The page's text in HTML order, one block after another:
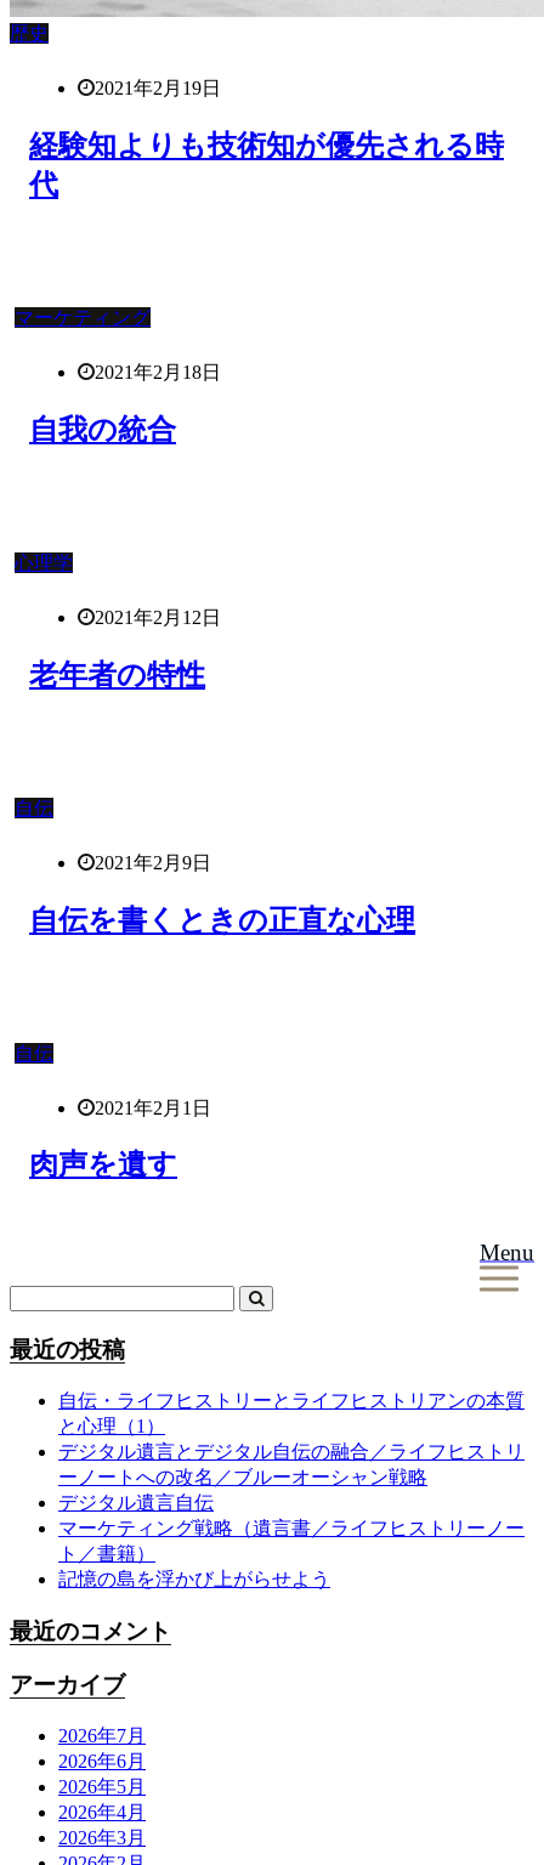
Menu
歴史
2021年2月19日
経験知よりも技術知が優先される時
代
マーケティング
2021年2月18日
自我の統合
心理学
2021年2月12日
老年者の特性
自伝
2021年2月9日
自伝を書くときの正直な心理
自伝
2021年2月1日
肉声を遺す
最近の投稿
自伝・ライフヒストリーとライフヒストリアンの本質
と心理（1）
デジタル遺言とデジタル自伝の融合／ライフヒストリ
ーノートへの改名／ブルーオーシャン戦略
デジタル遺言自伝
マーケティング戦略（遺言書／ライフヒストリーノー
ト／書籍）
記憶の島を浮かび上がらせよう
最近のコメント
アーカイブ
2026年7月
2026年6月
2026年5月
2026年4月
2026年3月